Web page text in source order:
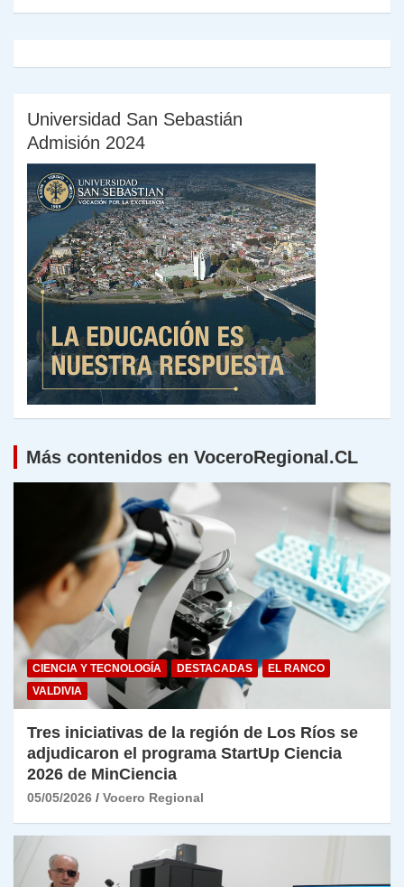
Universidad San Sebastián
Admisión 2024
Más contenidos en VoceroRegional.CL
CIENCIA Y TECNOLOGÍA DESTACADAS
EL RANCO
VALDIVIA
Tres iniciativas de la región de Los Ríos se
adjudicaron el programa StartUp Ciencia
2026 de MinCiencia
05/05/2026 Vocero Regional